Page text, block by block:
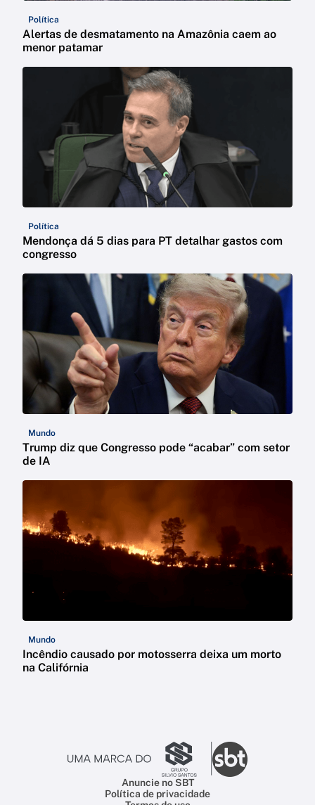
Política
Alertas de desmatamento na Amazônia caem ao
menor patamar
Política
Mendonça dá 5 dias para PT detalhar gastos com
congresso
Mundo
Trump diz que Congresso pode “acabar” com setor
de IA
Mundo
Incêndio causado por motosserra deixa um morto
na Califórnia
Anuncie no SBT
Política de privacidade